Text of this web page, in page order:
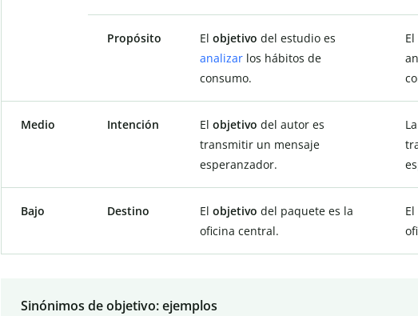
Propósito El objetivo del estudio es
analizar los hábitos de
consumo.
El
Medio Intención El objetivo del autor es
transmitir un mensaje
esperanzador.
La
Bajo Destino El objetivo del paquete es la
oficina central.
El
Sinónimos de objetivo: ejemplos